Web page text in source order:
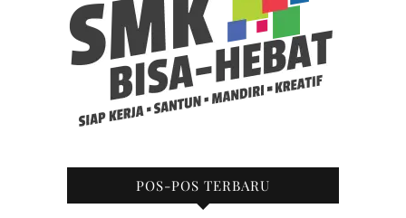
POS-POS TERBARU